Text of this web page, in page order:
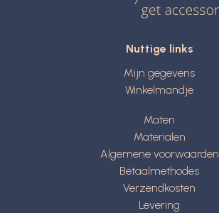
Nuttige links
Mijn gegevens
Winkelmandje
Maten
Materialen
Algemene voorwaarden
Betaalmethodes
Verzendkosten
Levering